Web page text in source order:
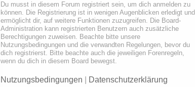
Du musst in diesem Forum registriert sein, um dich anmelden zu
können. Die Registrierung ist in wenigen Augenblicken erledigt und
ermöglicht dir, auf weitere Funktionen zuzugreifen. Die Board-
Administration kann registrierten Benutzern auch zusätzliche
Berechtigungen zuweisen. Beachte bitte unsere
Nutzungsbedingungen und die verwandten Regelungen, bevor du
dich registrierst. Bitte beachte auch die jeweiligen Forenregeln,
wenn du dich in diesem Board bewegst.
Nutzungsbedingungen Datenschutzerklärung